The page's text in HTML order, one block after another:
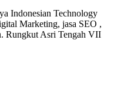
Indonesian Technology
Marketing, jasa SEO ,
Rungkut Asri Tengah VII